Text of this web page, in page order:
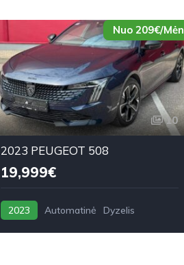
Nuo 209€/Mėn
10
2023 PEUGEOT 508
19,999€
2023 Automatinė Dyzelis